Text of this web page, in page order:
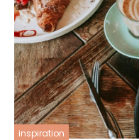
inspiration